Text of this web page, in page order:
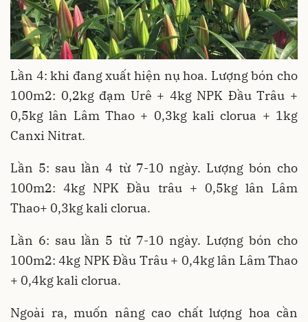
Lần 4: khi đang xuất hiện nụ hoa. Lượng bón cho
100m2: 0,2kg đạm Urê + 4kg NPK Đầu Trâu +
0,5kg lân Lâm Thao + 0,3kg kali clorua + 1kg
Canxi Nitrat.
Lần 5: sau lần 4 từ 7-10 ngày. Lượng bón cho
100m2: 4kg NPK Đầu trâu + 0,5kg lân Lâm
Thao+ 0,3kg kali clorua.
Lần 6: sau lần 5 từ 7-10 ngày. Lượng bón cho
100m2: 4kg NPK Đầu Trâu + 0,4kg lân Lâm Thao
+ 0,4kg kali clorua.
Ngoài ra, muốn nâng cao chất lượng hoa cần